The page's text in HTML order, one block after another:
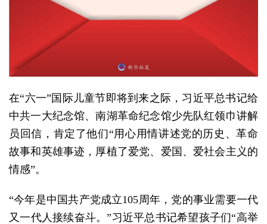
在“六一”国际儿童节即将到来之际，习近平总书记给
中共一大纪念馆、南湖革命纪念馆少先队红领巾讲解
员回信，肯定了他们“用心用情讲述党的历史、革命
故事和英雄事迹，厚植了爱党、爱国、爱社会主义的
情感”。
“今年是中国共产党成立105周年，党的事业需要一代
又一代人接续奋斗。”习近平总书记希望孩子们“高举